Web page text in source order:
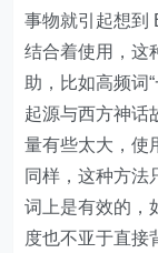
事物就引起想到
结合着使用，这
助，比如高频词
起源与西方神话
量有些太大，使
同样，这种方法
词上是有效的，
度也不亚于直接